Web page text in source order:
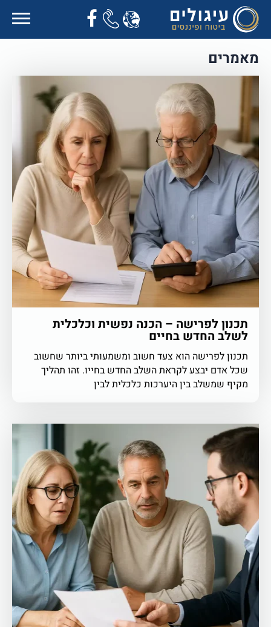
מאמרים
תכנון לפרישה – הכנה נפשית וכלכלית
לשלב החדש בחיים
תכנון לפרישה הוא צעד חשוב ומשמעותי ביותר שחשוב
שכל אדם יבצע לקראת השלב החדש בחייו. זהו תהליך
מקיף שמשלב בין היערכות כלכלית לבין